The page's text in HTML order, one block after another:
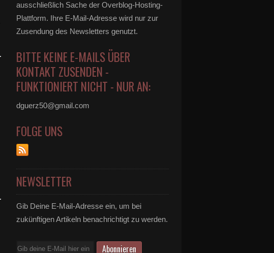
ausschließlich Sache der Overblog-Hosting-
Plattform. Ihre E-Mail-Adresse wird nur zur
Zusendung des Newsletters genutzt.
BITTE KEINE E-MAILS ÜBER
KONTAKT ZUSENDEN -
FUNKTIONIERT NICHT - NUR AN:
dguerz50@gmail.com
FOLGE UNS
NEWSLETTER
Gib Deine E-Mail-Adresse ein, um bei
zukünftigen Artikeln benachrichtigt zu werden.
E-